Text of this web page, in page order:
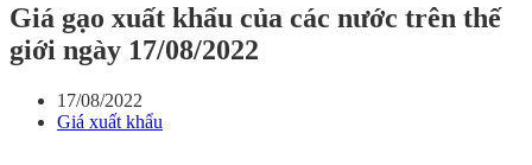
Giá gạo xuất khẩu của các nước trên thế
giới ngày 17/08/2022
17/08/2022
Giá xuất khẩu